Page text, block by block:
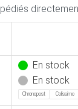
En stock
En stock
Chronopost Colissimo